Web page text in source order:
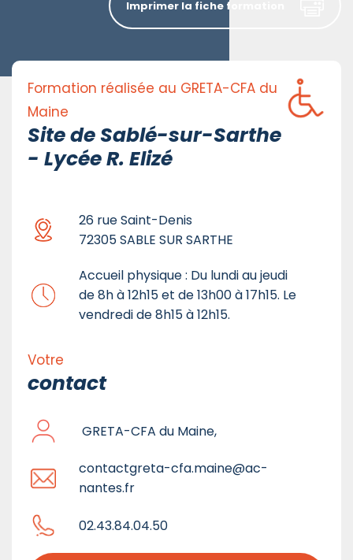
Formation réalisée au GRETA-CFA du
Maine
Site de Sablé-sur-Sarthe
- Lycée R. Elizé
26 rue Saint-Denis
72305 SABLE SUR SARTHE
Accueil physique : Du lundi au jeudi
de 8h à 12h15 et de 13h00 à 17h15. Le
vendredi de 8h15 à 12h15.
Votre
contact
GRETA-CFA du Maine,
contactgreta-cfa.maine@ac-
nantes.fr
02.43.84.04.50
Imprimer la fiche formation